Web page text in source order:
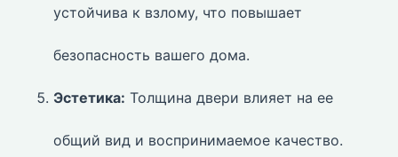
устойчива к взлому, что повышает
безопасность вашего дома.
Эстетика: Толщина двери влияет на ее
общий вид и воспринимаемое качество.